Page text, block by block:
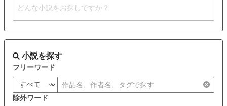
小説を探す
フリーワード
除外ワード